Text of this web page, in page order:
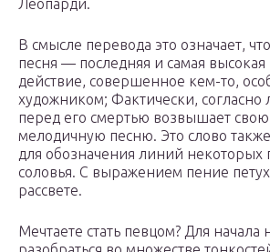
Леопарди.
В смысле перевода это означает,
песня — последняя и самая высокая
действие, совершенное кем-то,
художником; Фактически, согласно
перед его смертью возвышает
мелодичную песню. Это слово также
для обозначения линий некоторых
соловья. С выражением пение
рассвете.
Мечтаете стать певцом? Для начала